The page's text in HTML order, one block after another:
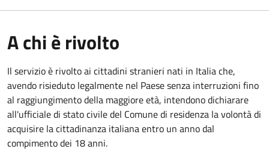
A chi è rivolto
Il servizio è rivolto ai cittadini stranieri nati in Italia che,
avendo risieduto legalmente nel Paese senza interruzioni fino
al raggiungimento della maggiore età, intendono dichiarare
all'ufficiale di stato civile del Comune di residenza la volontà di
acquisire la cittadinanza italiana entro un anno dal
compimento dei 18 anni.